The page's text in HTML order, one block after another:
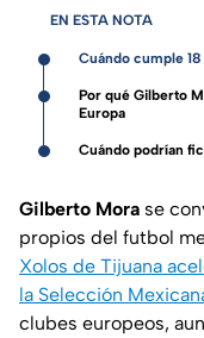
EN ESTA NOTA
Cuándo cumple
Por qué Gilberto
Europa
Cuándo podrían
Gilberto Mora se
propios del futbol
Xolos de Tijuana
la Selección
clubes europeos,